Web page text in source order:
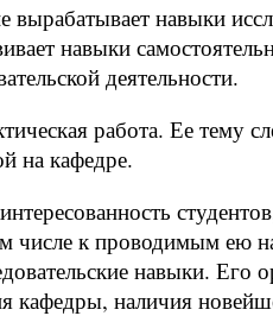
навыки
навыки
деятельности.
работа. Ее тему
на кафедре.
числе к проводимым ею
навыки. Его
кафедры, наличия